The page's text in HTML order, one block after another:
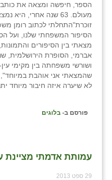
הספר, חיפשה ומצאה את
מעולם. 63 שנה אחרי,
זוכרת"התחלתי לכתוב רומן
הסיפור המשפחתי שלנו, ועל
מצאתי בין הסיפורים
אברמי, הסופרת הירושלמית,
ושורשי משפחתה בין מקימי
שהמצאתי אני אוהבת
לא שיערה איזה חיבור מיוחד
פורסם ב- בלוגים
עמותת אדמתי מציינת
29 ספט 2013
חמרה
חרב לאת
יבול (מורג)
יקנעם
כליל
יד השמונה
כפר הרי״ף